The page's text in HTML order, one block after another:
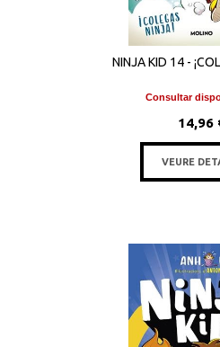
NINJA KID 14 -
Consultar
14,96
VEURE